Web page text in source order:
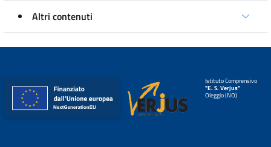
Altri contenuti
Istituto Comprensivo
"E. S. Verjus"
Oleggio (NO)